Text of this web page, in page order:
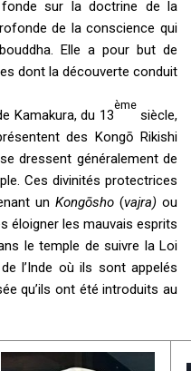
sur la doctrine de la
de la conscience qui
Elle a pour but de
dont la découverte conduit
Kamakura, du 13
ème
siècle,
des Kongō Rikishi
dressent généralement de
Ces divinités protectrices
un Kongōsho (vajra) ou
éloigner les mauvais esprits
le temple de suivre la Loi
l’Inde où ils sont appelés
qu’ils ont été introduits au